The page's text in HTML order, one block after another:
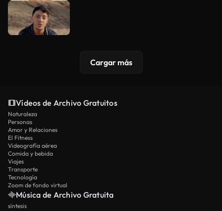
Cargar más
Vídeos de Archivo Gratuitos
Naturaleza
Personas
Amor y Relaciones
El Fitness
Videografía aérea
Comida y bebida
Viajes
Transporte
Tecnología
Zoom de fondo virtual
Música de Archivo Gratuita
síntesis